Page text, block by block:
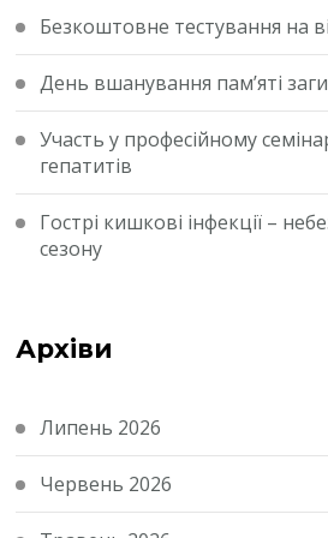
Безкоштовне тестування на
День вшанування пам’яті
Участь у професійному
гепатитів
Гострі кишкові інфекції –
сезону
Архіви
Липень 2026
Червень 2026